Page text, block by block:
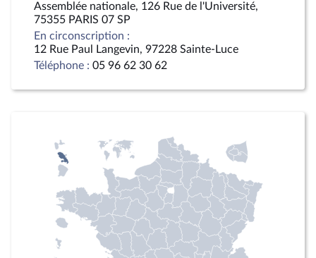
Assemblée nationale, 126 Rue de l'Université,
75355 PARIS 07 SP
En circonscription :
12 Rue Paul Langevin, 97228 Sainte-Luce
Téléphone : 05 96 62 30 62